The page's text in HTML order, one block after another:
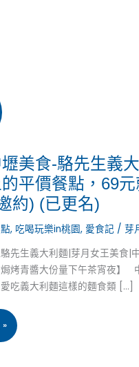
美食-駱先生義
平價餐點，69
約) (已更名)
, 吃喝玩樂in桃園, 愛食記 /芽
駱先生義大利麵|芽月女王美食|
烤青醬大份量下午茶宵夜】
吃義大利麵這樣的麵食類 […]
»